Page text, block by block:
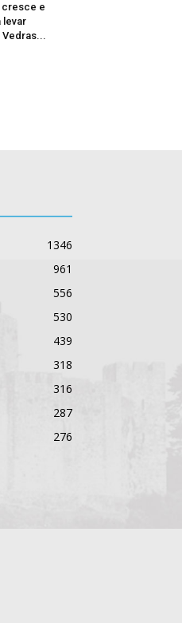
cresce e
levar
Vedras...
1346
961
556
530
439
318
316
287
276